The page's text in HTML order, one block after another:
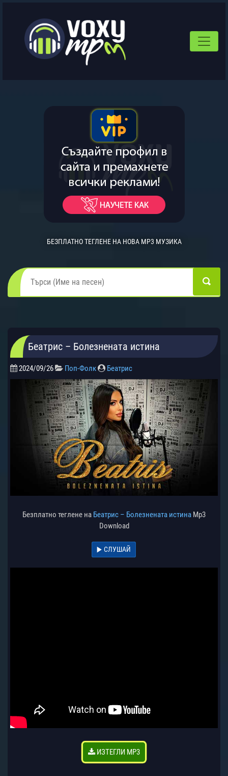
БЕЗПЛАТНО ТЕГЛЕНЕ НА НОВА MP3 МУЗИКА
Беатрис – Болезнената истина
2024/09/26 Поп-Фолк Беатрис
Безплатно теглене на Беатрис – Болезнената истина Mp3
Download
СЛУШАЙ
ИЗТЕГЛИ MP3